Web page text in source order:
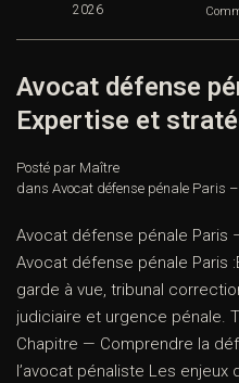
2026
Avocat défense
Expertise et
Posté par Maître
dans Avocat défense pénale Paris
Avocat défense pénale Paris
Avocat défense pénale Paris
garde à vue, tribunal
judiciaire et urgence pénale.
Chapitre — Comprendre la
l’avocat pénaliste Les enjeux